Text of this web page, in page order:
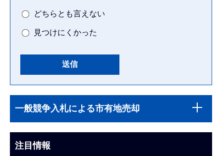
どちらとも言えない
見つけにくかった
文
こ
ま
ビ
一般競争入札による市有地売却
注目情報